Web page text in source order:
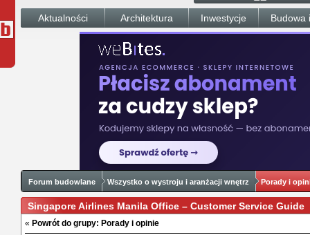
Aktualności Architektura Inwestycje Budowa
Forum budowlane Wszystko o wystroju i aranżacji wnętrz Porady i
Singapore Airlines Manila Office – Customer Service Guide
« Powrót do grupy: Porady i opinie